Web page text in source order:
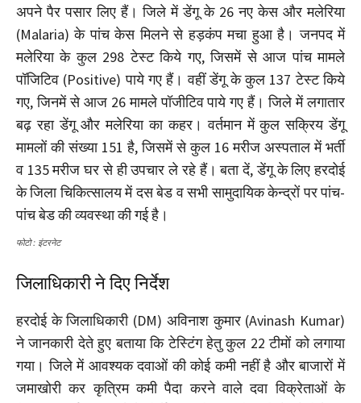
अपने पैर पसार लिए हैं। जिले में डेंगू के 26 नए केस और मलेरिया
(Malaria) के पांच केस मिलने से हड़कंप मचा हुआ है। जनपद में
मलेरिया के कुल 298 टेस्ट किये गए, जिसमें से आज पांच मामले
पॉजिटिव (Positive) पाये गए हैं। वहीं डेंगू के कुल 137 टेस्ट किये
गए, जिनमें से आज 26 मामले पॉजीटिव पाये गए हैं। जिले में लगातार
बढ़ रहा डेंगू और मलेरिया का कहर। वर्तमान में कुल सक्रिय डेंगू
मामलों की संख्या 151 है, जिसमें से कुल 16 मरीज अस्पताल में भर्ती
व 135 मरीज घर से ही उपचार ले रहे हैं। बता दें, डेंगू के लिए हरदोई
के जिला चिकित्सालय में दस बेड व सभी सामुदायिक केन्द्रों पर पांच-
पांच बेड की व्यवस्था की गई है।
फोटो : इंटरनेट
जिलाधिकारी ने दिए निर्देश
हरदोई के जिलाधिकारी (DM) अविनाश कुमार (Avinash Kumar)
ने जानकारी देते हुए बताया कि टेस्टिंग हेतु कुल 22 टीमों को लगाया
गया। जिले में आवश्यक दवाओं की कोई कमी नहीं है और बाजारों में
जमाखोरी कर कृत्रिम कमी पैदा करने वाले दवा विक्रेताओं के